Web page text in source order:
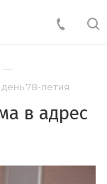
78-летия
в адрес